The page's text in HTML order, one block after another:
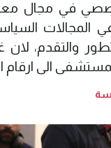
في مجال
المجالات
والتقدم،
الى ارقام